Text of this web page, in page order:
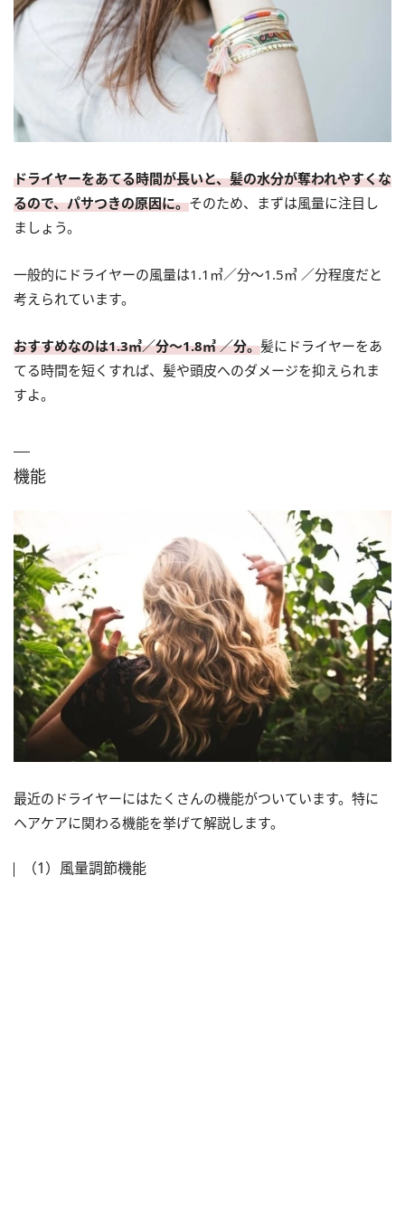
ドライヤーをあてる時間が長いと、髪の水分が奪われやすくな
るので、パサつきの原因に。そのため、まずは風量に注目し
ましょう。
一般的にドライヤーの風量は1.1㎥／分～1.5㎥ ／分程度だと
考えられています。
おすすめなのは1.3㎥／分～1.8㎥ ／分。髪にドライヤーをあ
てる時間を短くすれば、髪や頭皮へのダメージを抑えられま
すよ。
機能
最近のドライヤーにはたくさんの機能がついています。特に
ヘアケアに関わる機能を挙げて解説します。
（1）風量調節機能